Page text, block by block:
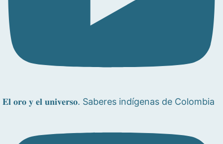
𝐄𝐥 𝐨𝐫𝐨 𝐲 𝐞𝐥 𝐮𝐧𝐢𝐯𝐞𝐫𝐬𝐨. Saberes indígenas de Colombia